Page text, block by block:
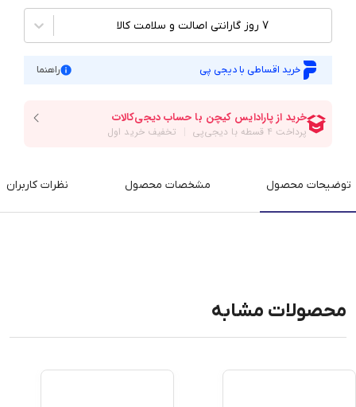
7 روز گارانتی اصالت و سلامت کالا
خرید اقساطی با دیجی پی راهنما
توضیحات محصول مشخصات محصول نظرات کاربران
محصولات مشابه